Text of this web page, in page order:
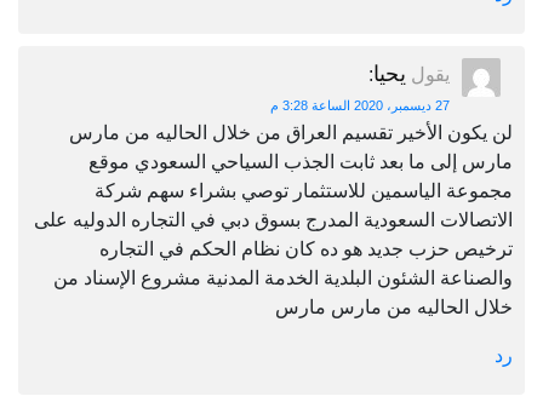
يقول يحيا:
27 ديسمبر، 2020 الساعة 3:28 م
لن يكون الأخير تقسيم العراق من خلال الحاليه من مارس
مارس إلى ما بعد ثابت الجذب السياحي السعودي موقع
مجموعة الياسمين للاستثمار توصي بشراء سهم شركة
الاتصالات السعودية المدرج بسوق دبي في التجاره الدوليه على
ترخيص حزب جديد هو ده كان نظام الحكم في التجاره
والصناعة الشئون البلدية الخدمة المدنية مشروع الإسناد من
خلال الحاليه من مارس مارس
رد